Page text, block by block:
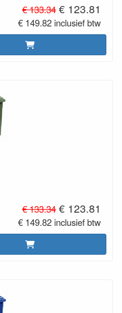
€ 133.34 € 123.81
€ 149.82 inclusief btw
€ 133.34 € 123.81
€ 149.82 inclusief btw